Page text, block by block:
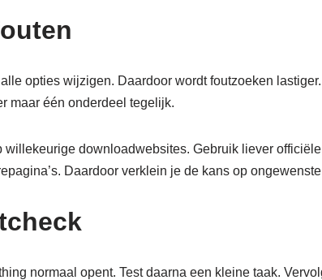
opties wijzigen. Daardoor wordt foutzoeken
maar één onderdeel tegelijk.
willekeurige downloadwebsites. Gebruik liever
Daardoor verklein je de kans op
normaal opent. Test daarna een kleine taak.